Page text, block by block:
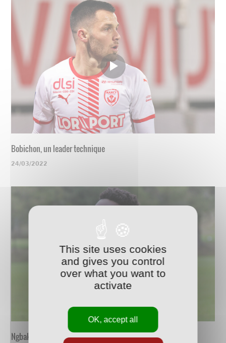
Bobichon, un leader technique
24/03/2022
Ngbakoto, un vrai compétiteur
This site uses cookies
and gives you control
over what you want to
activate
OK, accept all